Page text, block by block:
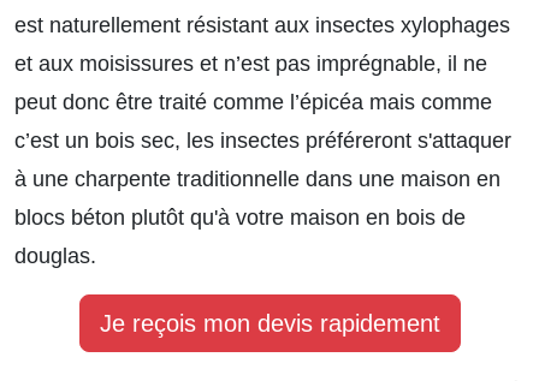
est naturellement résistant aux insectes xylophages
et aux moisissures et n’est pas imprégnable, il ne
peut donc être traité comme l’épicéa mais comme
c’est un bois sec, les insectes préféreront s'attaquer
à une charpente traditionnelle dans une maison en
blocs béton plutôt qu'à votre maison en bois de
douglas.
Je reçois mon devis rapidement